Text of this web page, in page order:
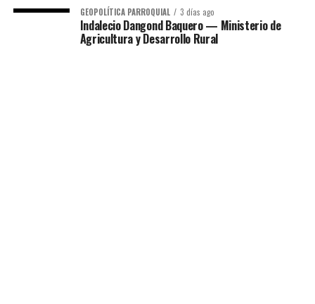
GEOPOLÍTICA PARROQUIAL 3 días ago
Indalecio Dangond Baquero — Ministerio de
Agricultura y Desarrollo Rural